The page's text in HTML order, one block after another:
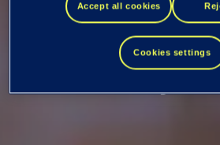
Per Hove
konsernsjef i
Accept all cookies
Cookies settings